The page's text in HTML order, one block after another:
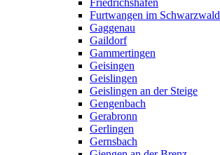
Friedrichshafen
Furtwangen im Schwarzwald
Gaggenau
Gaildorf
Gammertingen
Geisingen
Geislingen
Geislingen an der Steige
Gengenbach
Gerabronn
Gerlingen
Gernsbach